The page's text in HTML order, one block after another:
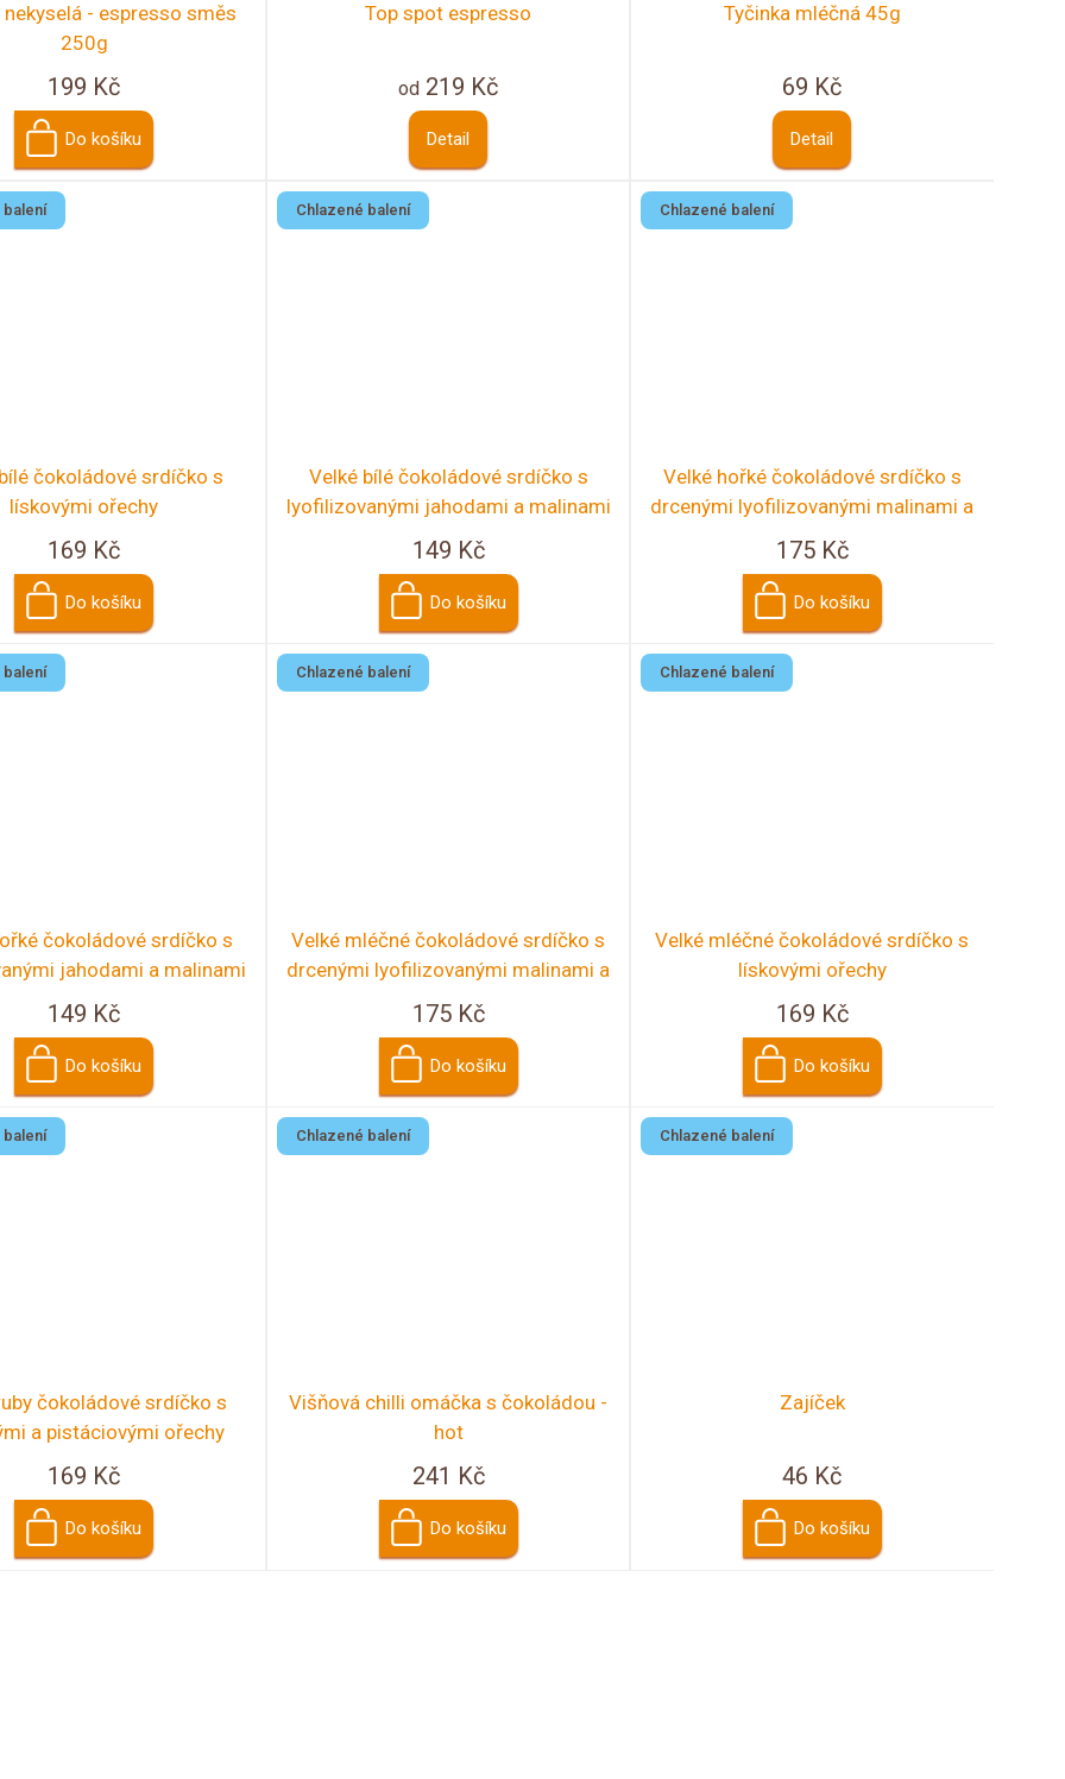
nekyselá - espresso směs
250g
199 Kč
Do košíku
Top spot espresso
od 219 Kč
Detail
Tyčinka mléčná 45g
69 Kč
Detail
balení
čokoládové srdíčko s
lískovými ořechy
169 Kč
Do košíku
Chlazené balení
Velké bílé čokoládové srdíčko s
lyofilizovanými jahodami a malinami
149 Kč
Do košíku
Chlazené balení
Velké hořké čokoládové srdíčko s
drcenými lyofilizovanými malinami a
ostružinami
175 Kč
Do košíku
balení
čokoládové srdíčko s
jahodami a malinami
149 Kč
Do košíku
Chlazené balení
Velké mléčné čokoládové srdíčko s
drcenými lyofilizovanými malinami a
ostružinami
175 Kč
Do košíku
Chlazené balení
Velké mléčné čokoládové srdíčko s
lískovými ořechy
169 Kč
Do košíku
balení
čokoládové srdíčko s
a pistáciovými ořechy
169 Kč
Do košíku
Chlazené balení
Višňová chilli omáčka s čokoládou -
hot
241 Kč
Do košíku
Chlazené balení
Zajíček
46 Kč
Do košíku